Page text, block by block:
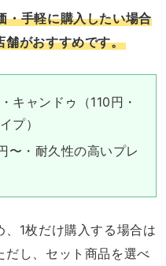
・手軽に購入したい場合
舗がおすすめです。
キャンドゥ（110円・
プ）
〜・耐久性の高いプレ
1枚だけ購入する場合は
し、セット商品を選べ